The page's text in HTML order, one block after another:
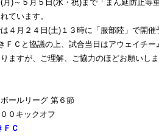
)～５月５日(水・祝)まで「まん延防止等
ています。
４月２４日(土)１３時に「服部陸」で開
ＦＣと協議の上、試合当日はアウェイチ
ますが、ご理解、ご協力のほどお願いしま
ールリーグ 第６節
０キックオフ
ＦＣ